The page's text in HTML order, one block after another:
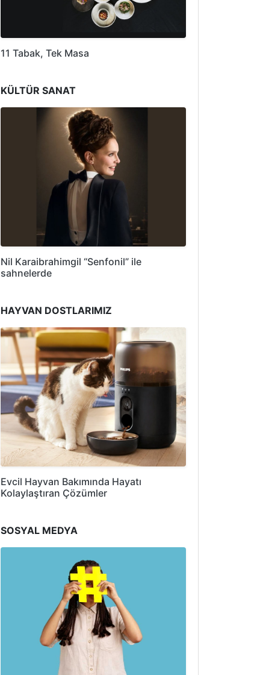
11 Tabak, Tek Masa
KÜLTÜR SANAT
Nil Karaibrahimgil “Senfonil” ile
sahnelerde
HAYVAN DOSTLARIMIZ
Evcil Hayvan Bakımında Hayatı
Kolaylaştıran Çözümler
SOSYAL MEDYA